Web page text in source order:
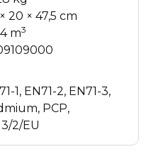
20 × 47,5 cm
m3
1, EN71-2, EN71-3,
PCP,
2/EU